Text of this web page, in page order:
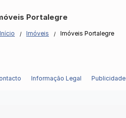
Portalegre
Início Imóveis Imóveis Portalegre
Informação Legal Publicidade